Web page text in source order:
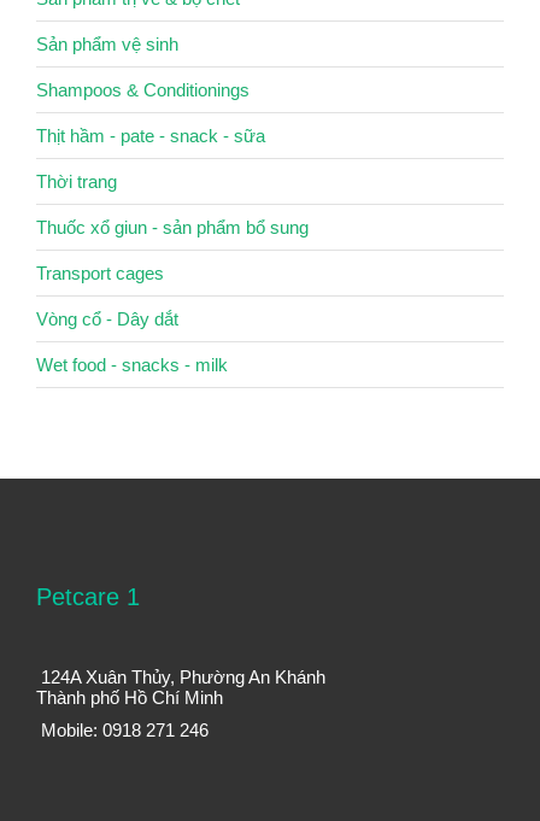
Sản phẩm vệ sinh
Shampoos & Conditionings
Thịt hầm - pate - snack - sữa
Thời trang
Thuốc xổ giun - sản phẩm bổ sung
Transport cages
Vòng cổ - Dây dắt
Wet food - snacks - milk
Petcare 1
124A Xuân Thủy, Phường An Khánh
Thành phố Hồ Chí Minh
Mobile: 0918 271 246